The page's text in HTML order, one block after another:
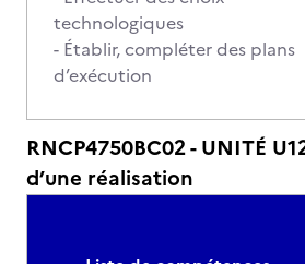
technologiques
- Établir, compléter des plans
d’exécution
RNCP4750BC02 - UNITÉ
d’une réalisation